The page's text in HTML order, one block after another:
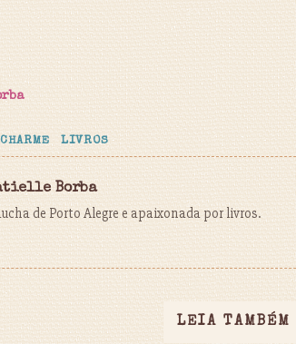
LIVROS
Borba
de Porto Alegre e apaixonada por livros.
LEIA TAMBÉM